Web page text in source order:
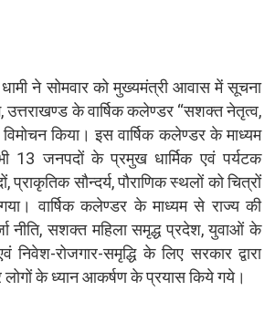
ने सोमवार को मुख्यमंत्री आवास में सूचना
उत्तराखण्ड के वार्षिक कलेण्डर ‘‘सशक्त नेतृत्व,
विमोचन किया। इस वार्षिक कलेण्डर के माध्यम
13 जनपदों के प्रमुख धार्मिक एवं पर्यटक
प्राकृतिक सौन्दर्य, पौराणिक स्थलों को चित्रों
वार्षिक कलेण्डर के माध्यम से राज्य की
नीति, सशक्त महिला समृद्ध प्रदेश, युवाओं के
निवेश-रोजगार-समृद्धि के लिए सरकार द्वारा
लोगों के ध्यान आकर्षण के प्रयास किये गये।